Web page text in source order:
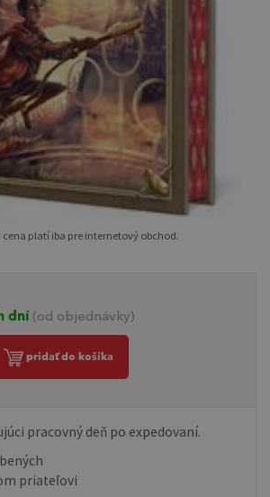
cena platí iba pre internetový obchod.
dní (od objednávky)
pridať do košíka
pracovný deň po expedovaní.
priateľovi